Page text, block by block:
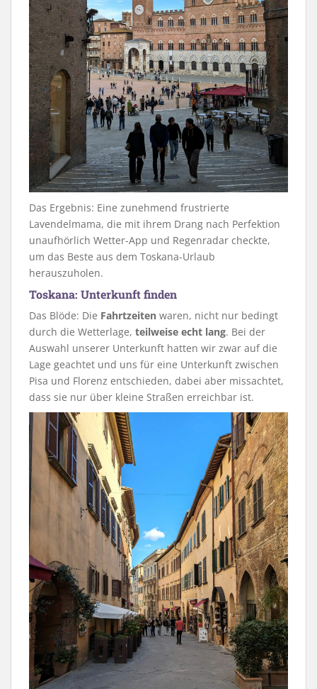
Das Ergebnis: Eine zunehmend frustrierte
Lavendelmama, die mit ihrem Drang nach Perfektion
unaufhörlich Wetter-App und Regenradar checkte,
um das Beste aus dem Toskana-Urlaub
herauszuholen.
Toskana: Unterkunft finden
Das Blöde: Die Fahrtzeiten waren, nicht nur bedingt
durch die Wetterlage, teilweise echt lang. Bei der
Auswahl unserer Unterkunft hatten wir zwar auf die
Lage geachtet und uns für eine Unterkunft zwischen
Pisa und Florenz entschieden, dabei aber missachtet,
dass sie nur über kleine Straßen erreichbar ist.